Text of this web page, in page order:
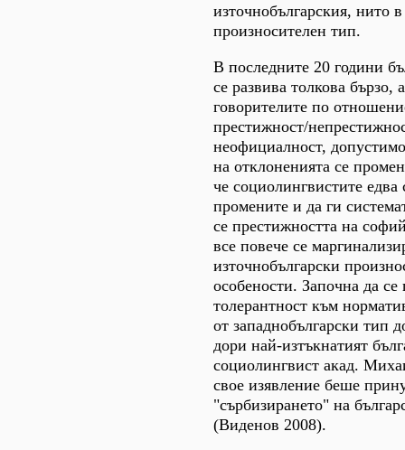
източнобългарския, нито
произносителен тип.
В последните 20 години
се развива толкова бързо,
говорителите по
престижност/
неофициалност,
на отклоненията се
че социолингвистите
промените и да ги
се престижността на
все повече се
източнобългарски
особености. Започна да се
толерантност към
от западнобългарски тип
дори най-изтъкнатият
социолингвист акад.
свое изявление беше
"сърбизирането" на
(Виденов 2008).